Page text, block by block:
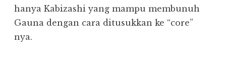
hanya Kabizashi yang mampu membunuh
Gauna dengan cara ditusukkan ke “core”
nya.